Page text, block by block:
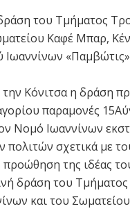
του Τμήματος
Καφέ Μπαρ,
την Κόνιτσα η δράση
παραμονές
Νομό Ιωαννίνων
πολιτών σχετικά με
προώθηση της ιδέας
δράση του
και του